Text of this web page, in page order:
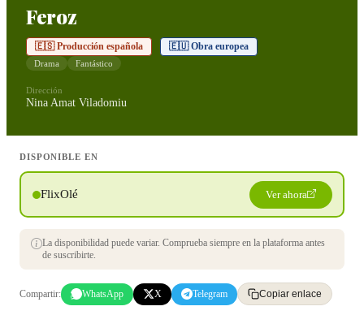
Feroz
🇪🇸 Producción española 🇪🇺 Obra europea
Drama Fantástico
Dirección
Nina Amat Viladomiu
DISPONIBLE EN
FlixOlé Ver ahora
La disponibilidad puede variar. Comprueba siempre en la plataforma antes
de suscribirte.
Compartir: WhatsApp X Telegram Copiar enlace